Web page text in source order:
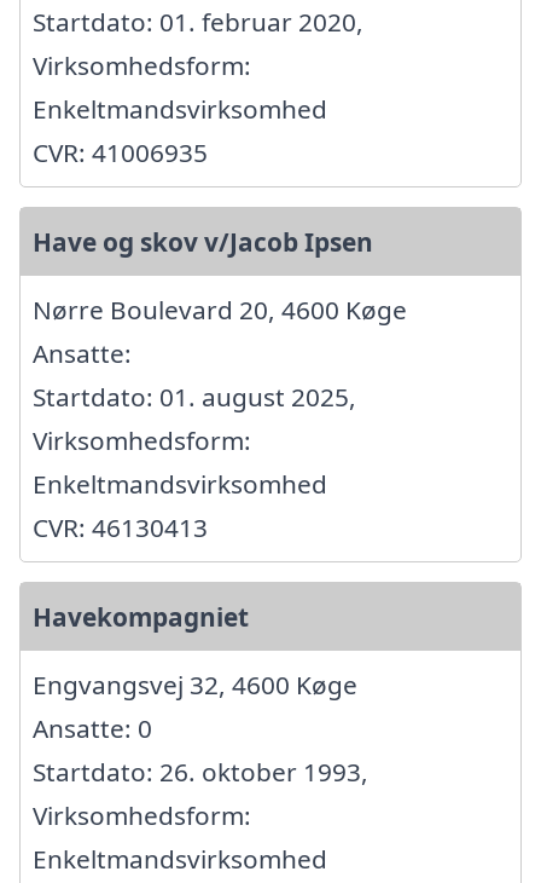
Startdato: 01. februar 2020,
Virksomhedsform:
Enkeltmandsvirksomhed
CVR: 41006935
Have og skov v/Jacob Ipsen
Nørre Boulevard 20, 4600 Køge
Ansatte:
Startdato: 01. august 2025,
Virksomhedsform:
Enkeltmandsvirksomhed
CVR: 46130413
Havekompagniet
Engvangsvej 32, 4600 Køge
Ansatte: 0
Startdato: 26. oktober 1993,
Virksomhedsform:
Enkeltmandsvirksomhed